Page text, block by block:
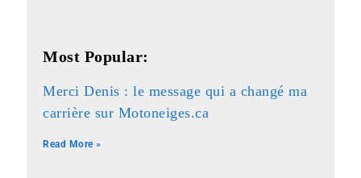
Most Popular:
Merci Denis : le message qui a changé ma
carrière sur Motoneiges.ca
Read More »